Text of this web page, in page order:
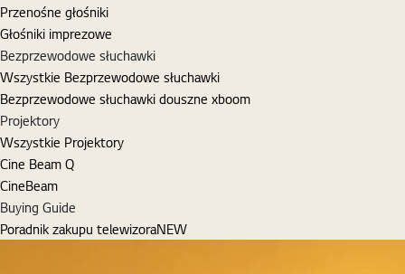
Przenośne głośniki
Głośniki imprezowe
Bezprzewodowe słuchawki
Wszystkie Bezprzewodowe słuchawki
Bezprzewodowe słuchawki douszne xboom
Projektory
Wszystkie Projektory
Cine Beam Q
CineBeam
Buying Guide
Poradnik zakupu telewizoraNEW